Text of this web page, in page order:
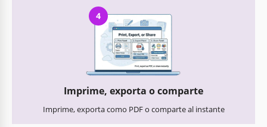
4
Imprime, exporta o comparte
Imprime, exporta como PDF o comparte al instante